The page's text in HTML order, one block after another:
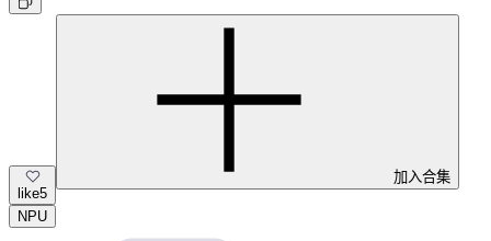
like5
加入合集
NPU